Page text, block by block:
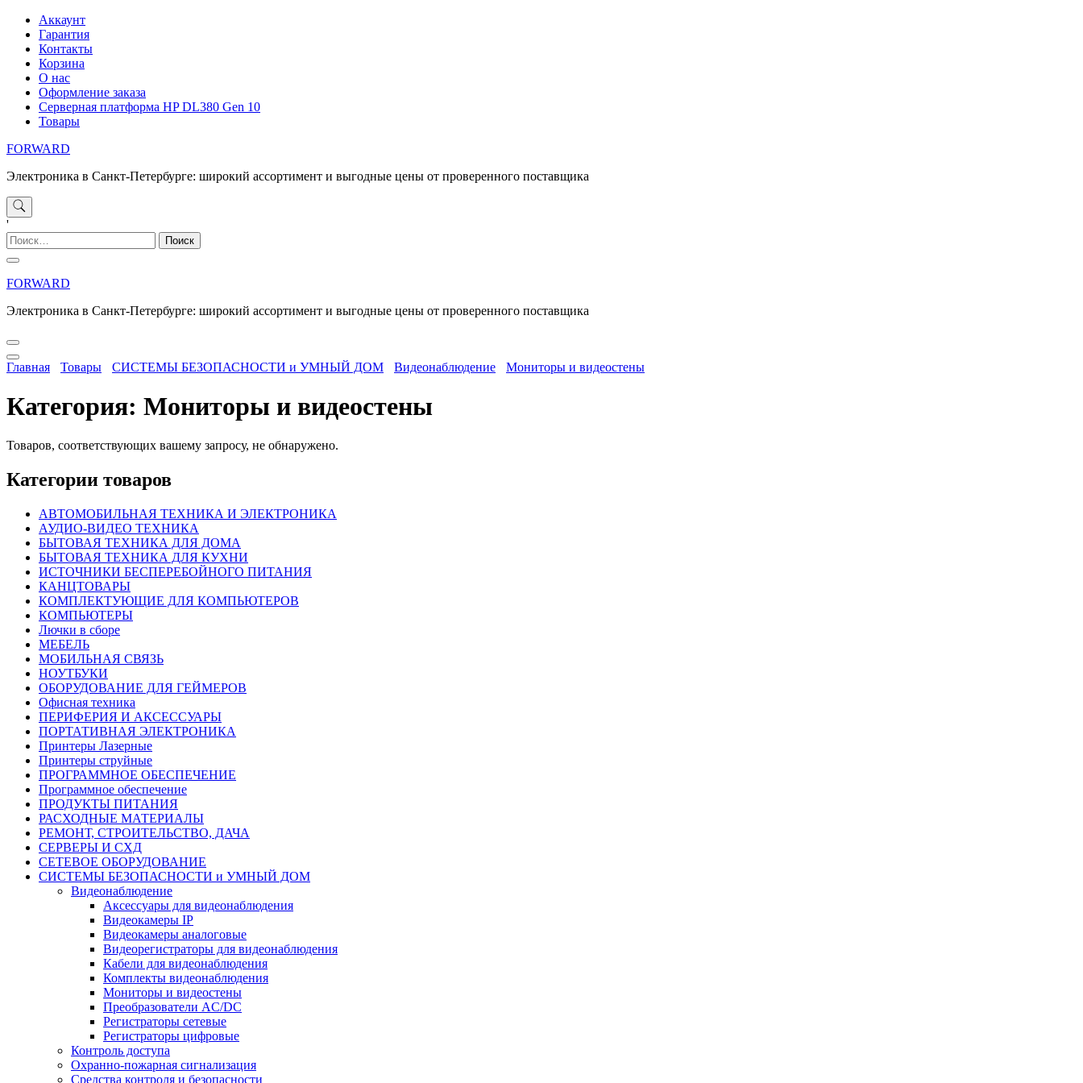
Перейти
содержимому
Аккаунт
Гарантия
Контакты
Корзина
О нас
Оформление заказа
Серверная платформа HP DL380 Gen 10
Товары
FORWARD
Электроника в Санкт-Петербурге: широкий ассортимент и выгодные цены от проверенного поставщика
'
Найти:
FORWARD
Электроника в Санкт-Петербурге: широкий ассортимент и выгодные цены от проверенного поставщика
Главная Товары СИСТЕМЫ БЕЗОПАСНОСТИ и УМНЫЙ ДОМ Видеонаблюдение Мониторы и видеостены
Категория: Мониторы и видеостены
Товаров, соответствующих вашему запросу, не обнаружено.
Категории товаров
АВТОМОБИЛЬНАЯ ТЕХНИКА И ЭЛЕКТРОНИКА
АУДИО-ВИДЕО ТЕХНИКА
БЫТОВАЯ ТЕХНИКА ДЛЯ ДОМА
БЫТОВАЯ ТЕХНИКА ДЛЯ КУХНИ
ИСТОЧНИКИ БЕСПЕРЕБОЙНОГО ПИТАНИЯ
КАНЦТОВАРЫ
КОМПЛЕКТУЮЩИЕ ДЛЯ КОМПЬЮТЕРОВ
КОМПЬЮТЕРЫ
Лючки в сборе
МЕБЕЛЬ
МОБИЛЬНАЯ СВЯЗЬ
НОУТБУКИ
ОБОРУДОВАНИЕ ДЛЯ ГЕЙМЕРОВ
Офисная техника
ПЕРИФЕРИЯ И АКСЕССУАРЫ
ПОРТАТИВНАЯ ЭЛЕКТРОНИКА
Принтеры Лазерные
Принтеры струйные
ПРОГРАММНОЕ ОБЕСПЕЧЕНИЕ
Программное обеспечение
ПРОДУКТЫ ПИТАНИЯ
РАСХОДНЫЕ МАТЕРИАЛЫ
РЕМОНТ, СТРОИТЕЛЬСТВО, ДАЧА
СЕРВЕРЫ И СХД
СЕТЕВОЕ ОБОРУДОВАНИЕ
СИСТЕМЫ БЕЗОПАСНОСТИ и УМНЫЙ ДОМ
Видеонаблюдение
Аксессуары для видеонаблюдения
Видеокамеры IP
Видеокамеры аналоговые
Видеорегистраторы для видеонаблюдения
Кабели для видеонаблюдения
Комплекты видеонаблюдения
Мониторы и видеостены
Преобразователи AC/DC
Регистраторы сетевые
Регистраторы цифровые
Контроль доступа
Охранно-пожарная сигнализация
Средства контроля и безопасности